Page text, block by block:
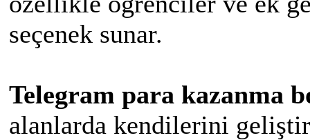
seçenek sunar.
Telegram para kazanma
alanlarda kendilerini